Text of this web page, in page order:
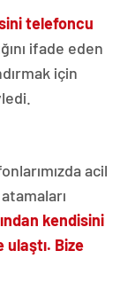
telefoncu
ifade eden
için
acil
kendisini
Bize